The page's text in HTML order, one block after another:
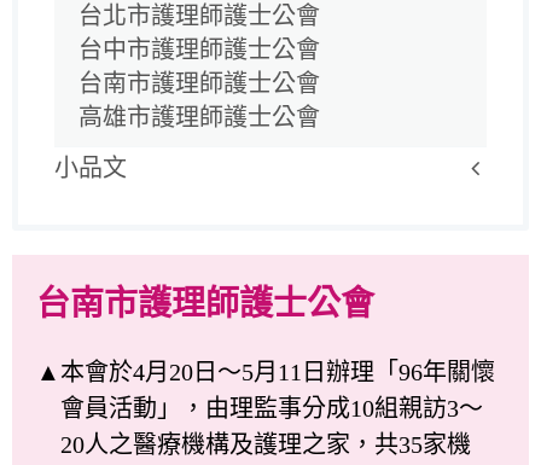
台北市護理師護士公會
台中市護理師護士公會
台南市護理師護士公會
高雄市護理師護士公會
小品文
台南市護理師護士公會
▲本會於4月20日～5月11日辦理「96年關懷
會員活動」，由理監事分成10組親訪3～
20人之醫療機構及護理之家，共35家機